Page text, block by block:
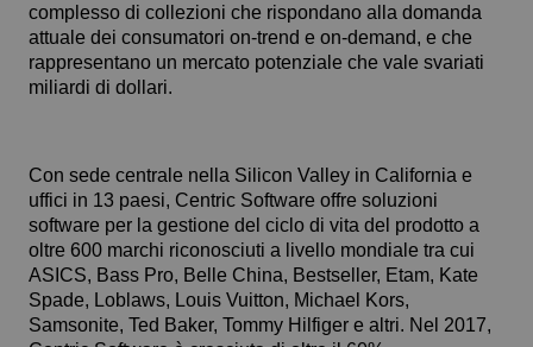
complesso di collezioni che rispondano alla domanda
attuale dei consumatori on-trend e on-demand, e che
rappresentano un mercato potenziale che vale svariati
miliardi di dollari.
Con sede centrale nella Silicon Valley in California e
uffici in 13 paesi, Centric Software offre soluzioni
software per la gestione del ciclo di vita del prodotto a
oltre 600 marchi riconosciuti a livello mondiale tra cui
ASICS, Bass Pro, Belle China, Bestseller, Etam, Kate
Spade, Loblaws, Louis Vuitton, Michael Kors,
Samsonite, Ted Baker, Tommy Hilfiger e altri. Nel 2017,